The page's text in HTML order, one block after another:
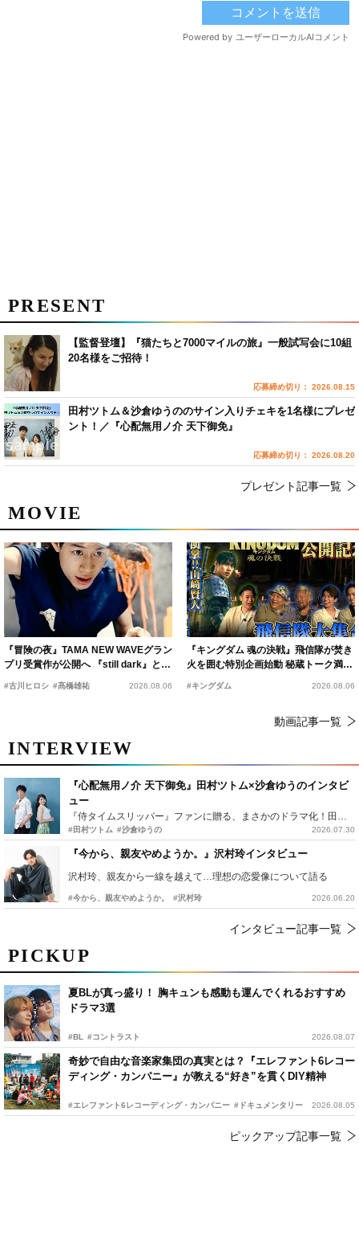
PICKUP
夏BLが真っ盛り！ 胸キュンも感動も運んでくれるおすすめ
ドラマ3選
#BL #コントラスト 2026.08.07
奇妙で自由な音楽家集団の真実とは？『エレファント6レコー
ディング・カンパニー』が教える“好き”を貫くDIY精神
#エレファント6レコーディング・カンパニー #ドキュメンタリー 2026.08.05
ピックアップ記事一覧
MOVIE
『冒険の夜』TAMA NEW WAVEグラン
プリ受賞作が公開へ 『still dark』と同
時上映決定
#古川ヒロシ #髙橋雄祐 2026.08.06
『キングダム 魂の決戦』飛信隊が焚き
火を囲む特別企画始動 秘蔵トーク満載
の“キングダムキャンプ”開催
#キングダム 2026.08.06
動画記事一覧
INTERVIEW
『心配無用ノ介 天下御免』田村ツトム×沙倉ゆうのインタビ
ュー
『侍タイムスリッパー』ファンに贈る、まさかのドラマ化！田村ツトム×沙倉ゆうのが語る『心配無用ノ介』撮影秘話
#田村ツトム #沙倉ゆうの 2026.07.30
『今から、親友やめようか。』沢村玲インタビュー
沢村玲、親友から一線を越えて…理想の恋愛像について語る
#今から、親友やめようか。 #沢村玲 2026.06.20
インタビュー記事一覧
PRESENT
【監督登壇】『猫たちと7000マイルの旅』一般試写会に10組
20名様をご招待！
応募締め切り： 2026.08.15
田村ツトム＆沙倉ゆうののサイン入りチェキを1名様にプレゼ
ント！／『心配無用ノ介 天下御免』
応募締め切り： 2026.08.20
プレゼント記事一覧